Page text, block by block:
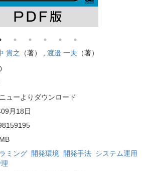
貴之 （著） , 渡邉 一夫 （著）
ューよりダウンロード
月18日
ミング 開発環境 開発手法 システム運用